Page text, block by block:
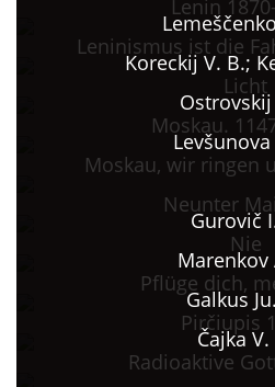
Lenin
Leninismus ist die
Koreckij V. B.;
Licht
Ostrovskij
Moskau.
Levšunova
Moskau, wir ringen
Neunter
Gurovič
Nie
Marenkov
Pflüge dich,
Galkus
Pirčiupis
Čajka V.
Radioaktive